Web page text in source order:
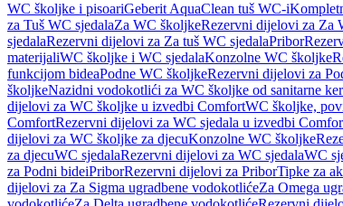
WC školjke i pisoariGeberit AquaClean tuš WC-i
za Tuš WC sjedalaZa WC školjkeRezervni dijelovi za Za
sjedalaRezervni dijelovi za Za tuš WC sjedalaPribor
materijaliWC školjke i WC sjedalaKonzolne WC školjke
funkcijom bideaPodne WC školjkeRezervni dijelovi za
školjkeNazidni vodokotlići za WC školjke od sanitarne
dijelovi za WC školjke u izvedbi ComfortWC školjke,
ComfortRezervni dijelovi za WC sjedala u izvedbi
dijelovi za WC školjke za djecuKonzolne WC školjke
za djecuWC sjedalaRezervni dijelovi za WC sjedalaWC
za Podni bideiPriborRezervni dijelovi za PriborTipke za
dijelovi za Za Sigma ugradbene vodokotlićeZa Omega